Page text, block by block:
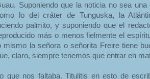
Suponiendo que la noticia no sea
lo del cráter de Tunguska, la
palmito, y suponiendo que el
más o menos fielmente el
mismo la señora o señorita Freire tiene
claro, siempre tenemos que entrar en
que nos faltaba. Titulitis en esto de